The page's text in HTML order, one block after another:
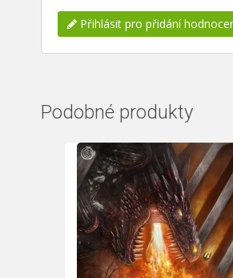
Přihlásit pro přidání
Podobné produkty